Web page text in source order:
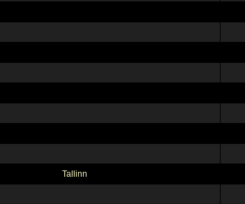
Tallinn